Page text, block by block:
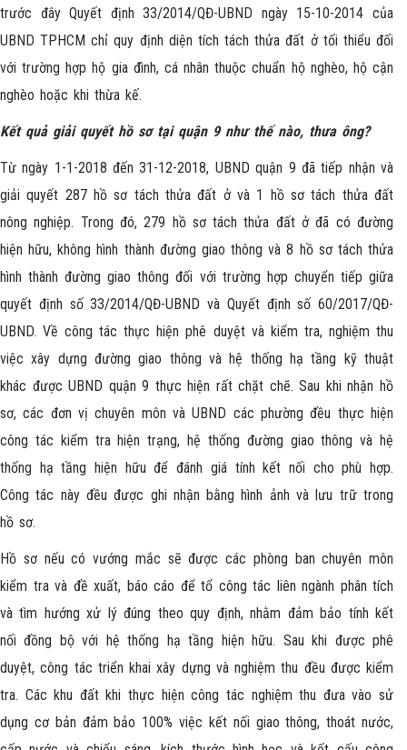
trước đây Quyết định 33/2014/QĐ-UBND ngày 15-10-2014 của
UBND TPHCM chỉ quy định diện tích tách thửa đất ở tối thiểu đối
với trường hợp hộ gia đình, cá nhân thuộc chuẩn hộ nghèo, hộ cận
nghèo hoặc khi thừa kế.
Kết quả giải quyết hồ sơ tại quận 9 như thế nào, thưa ông?
Từ ngày 1-1-2018 đến 31-12-2018, UBND quận 9 đã tiếp nhận và
giải quyết 287 hồ sơ tách thửa đất ở và 1 hồ sơ tách thửa đất
nông nghiệp. Trong đó, 279 hồ sơ tách thửa đất ở đã có đường
hiện hữu, không hình thành đường giao thông và 8 hồ sơ tách thửa
hình thành đường giao thông đối với trường hợp chuyển tiếp giữa
quyết định số 33/2014/QĐ-UBND và Quyết định số 60/2017/QĐ-
UBND. Về công tác thực hiện phê duyệt và kiểm tra, nghiệm thu
việc xây dựng đường giao thông và hệ thống hạ tầng kỹ thuật
khác được UBND quận 9 thực hiện rất chặt chẽ. Sau khi nhận hồ
sơ, các đơn vị chuyên môn và UBND các phường đều thực hiện
công tác kiểm tra hiện trạng, hệ thống đường giao thông và hệ
thống hạ tầng hiện hữu để đánh giá tính kết nối cho phù hợp.
Công tác này đều được ghi nhận bằng hình ảnh và lưu trữ trong
hồ sơ.
Hồ sơ nếu có vướng mắc sẽ được các phòng ban chuyên môn
kiểm tra và đề xuất, báo cáo để tổ công tác liên ngành phân tích
và tìm hướng xử lý đúng theo quy định, nhằm đảm bảo tính kết
nối đồng bộ với hệ thống hạ tầng hiện hữu. Sau khi được phê
duyệt, công tác triển khai xây dựng và nghiệm thu đều được kiểm
tra. Các khu đất khi thực hiện công tác nghiệm thu đưa vào sử
dụng cơ bản đảm bảo 100% việc kết nối giao thông, thoát nước,